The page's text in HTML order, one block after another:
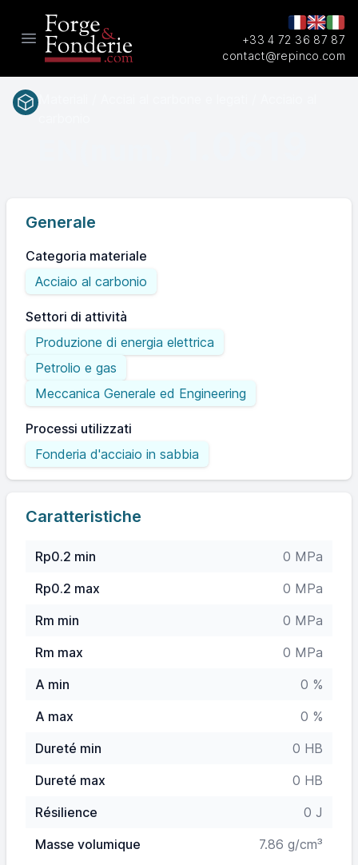
Open main menu
+33 4 72 36 87 87
contact@repinco.com
Generale
Categoria materiale
Acciaio al carbonio
Settori di attività
Produzione di energia elettrica
Petrolio e gas
Meccanica Generale ed Engineering
Processi utilizzati
Fonderia d'acciaio in sabbia
Caratteristiche
Rp0.2 min
0 MPa
Rp0.2 max
0 MPa
Rm min
0 MPa
Rm max
0 MPa
A min
0 %
A max
0 %
Dureté min
0 HB
Dureté max
0 HB
Résilience
0 J
Masse volumique
7.86 g/cm³